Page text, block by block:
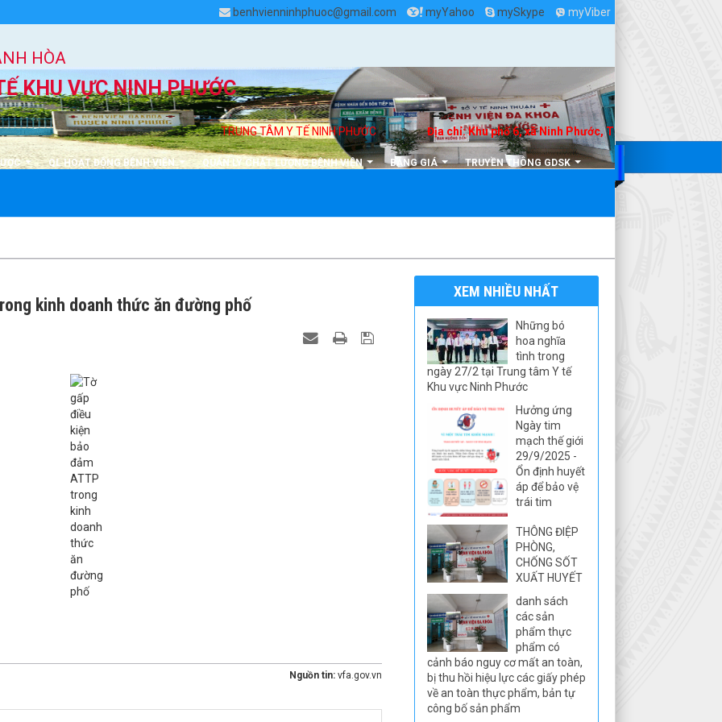
HÒA
KHU VỰC NINH PHƯỚC
TRUNG TÂM Y TẾ NINH PHƯỚC Địa chỉ: Khu phố 6, xã Ninh Phước, Tỉnh Khánh Hòa
QL HOẠT ĐỘNG BỆNH VIỆN QUẢN LÝ CHẤT LƯỢNG BỆNH VIỆN BẢNG GIÁ TRUYỀN THÔNG GDSK
benhvienninhphuoc@gmail.com myYahoo mySkype myViber
kinh doanh thức ăn đường phố
Nguồn tin: vfa.gov.vn
XEM NHIỀU NHẤT
Những bó
hoa nghĩa
tình trong
ngày 27/2 tại Trung tâm Y tế
Khu vực Ninh Phước
Hưởng ứng
Ngày tim
mạch thế giới
29/9/2025 -
Ổn định huyết
áp để bảo vệ
trái tim
THÔNG ĐIỆP
PHÒNG,
CHỐNG SỐT
XUẤT HUYẾT
danh sách
các sản
phẩm thực
phẩm có
cảnh báo nguy cơ mất an toàn,
bị thu hồi hiệu lực các giấy phép
về an toàn thực phẩm, bản tự
công bố sản phẩm